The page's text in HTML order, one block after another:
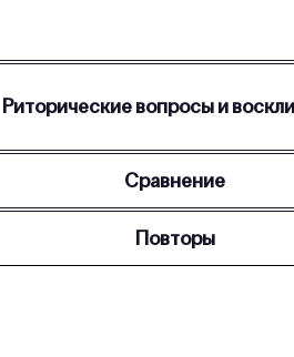
Риторические вопросы и
Сравнение
Повторы